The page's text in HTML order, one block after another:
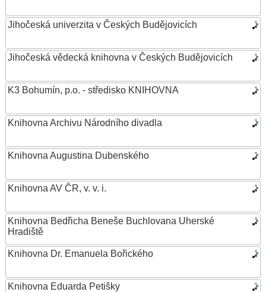
Jihočeská univerzita v Českých Budějovicích
Jihočeská vědecká knihovna v Českých Budějovicích
K3 Bohumín, p.o. - středisko KNIHOVNA
Knihovna Archivu Národního divadla
Knihovna Augustina Dubenského
Knihovna AV ČR, v. v. i.
Knihovna Bedřicha Beneše Buchlovana Uherské
Hradiště
Knihovna Dr. Emanuela Bořického
Knihovna Eduarda Petišky